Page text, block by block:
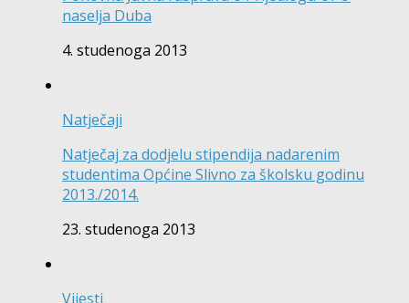
naselja Duba
4. studenoga 2013
Natječaji
Natječaj za dodjelu stipendija nadarenim
studentima Općine Slivno za školsku godinu
2013./2014.
23. studenoga 2013
Vijesti